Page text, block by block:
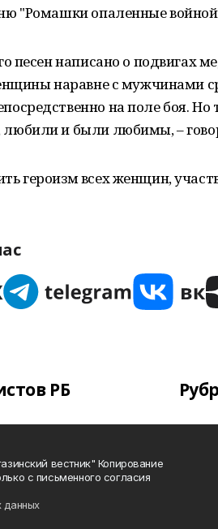
"Ромашки опаленные
песен написано о подвигах
наравне с мужчинами
на поле боя. Но
и были любимы, –
героизм всех женщин,
РБ
вестник" Копирование
с письменного согласия
данных